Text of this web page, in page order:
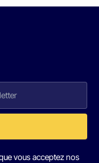
vous acceptez nos